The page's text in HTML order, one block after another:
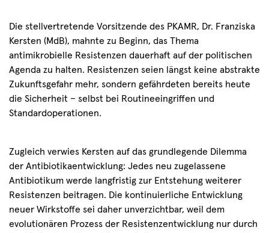
Die stellvertretende Vorsitzende des PKAMR, Dr. Franziska
Kersten (MdB), mahnte zu Beginn, das Thema
antimikrobielle Resistenzen dauerhaft auf der politischen
Agenda zu halten. Resistenzen seien längst keine abstrakte
Zukunftsgefahr mehr, sondern gefährdeten bereits heute
die Sicherheit – selbst bei Routineeingriffen und
Standardoperationen.
Zugleich verwies Kersten auf das grundlegende Dilemma
der Antibiotikaentwicklung: Jedes neu zugelassene
Antibiotikum werde langfristig zur Entstehung weiterer
Resistenzen beitragen. Die kontinuierliche Entwicklung
neuer Wirkstoffe sei daher unverzichtbar, weil dem
evolutionären Prozess der Resistenzentwicklung nur durch